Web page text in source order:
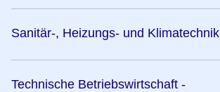
Sanitär-, Heizungs- und Klimatechnik
Technische Betriebswirtschaft -